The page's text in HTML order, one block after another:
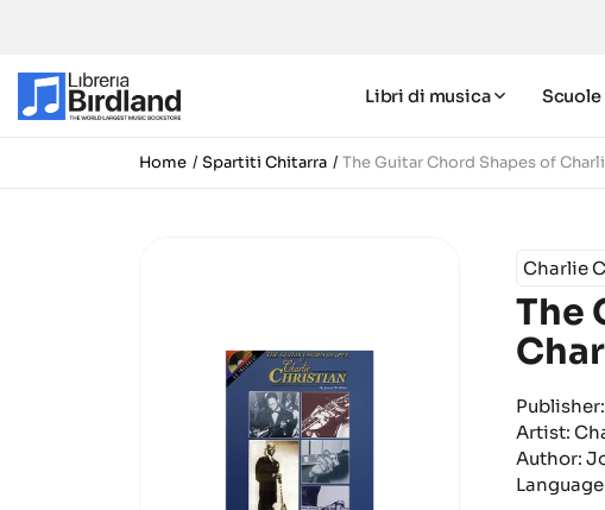
Libri di musica
Home Spartiti Chitarra The Guitar Chord Shapes of
Charlie
The
Artist:
Author: